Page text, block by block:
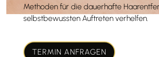
Methoden für die dauerhafte
selbstbewussten Auftreten verhelfen.
TERMIN ANFRAGEN